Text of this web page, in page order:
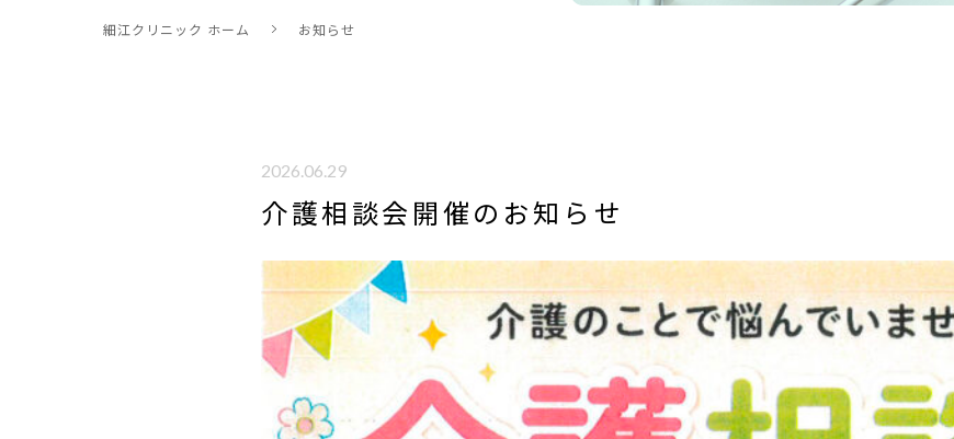
細江クリニック ホーム お知らせ
2026.06.29
介護相談会開催のお知らせ